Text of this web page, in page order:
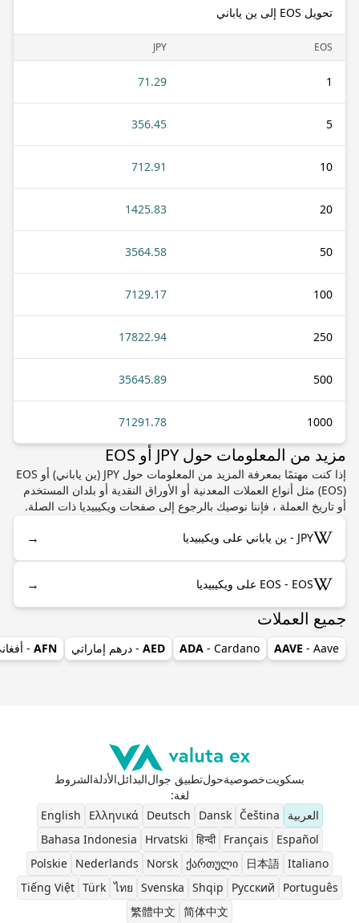
تحويل EOS إلى ين ياباني
EOS
JPY
1
71.29
5
356.45
10
712.91
20
1425.83
50
3564.58
100
7129.17
250
17822.94
500
35645.89
1000
71291.78
مزيد من المعلومات حول JPY أو EOS
إذا كنت مهتمًا بمعرفة المزيد من المعلومات حول JPY (ين ياباني) أو EOS
(EOS) مثل أنواع العملات المعدنية أو الأوراق النقدية أو بلدان المستخدم
أو تاريخ العملة ، فإننا نوصيك بالرجوع إلى صفحات ويكيبيديا ذات الصلة.
JPY - ين ياباني على ويكيبيديا →
EOS - EOS على ويكيبيديا →
جميع العملات
AAVE - Aave
ADA - Cardano
AED - درهم إماراتي AFN
-
بسكويتخصوصيةحولتطبيق جوالالبدائلالأدلةالشروط
لغة:
العربية
Čeština
Dansk
Deutsch
Ελληνικά
English
Español
Français
हिन्दी
Hrvatski
Bahasa Indonesia
Italiano
日本語
ქართული
Norsk
Nederlands
Polskie
Português
Pусский
Shqip
Svenska
ไทย
Türk
Tiếng Việt
简体中文
繁體中文